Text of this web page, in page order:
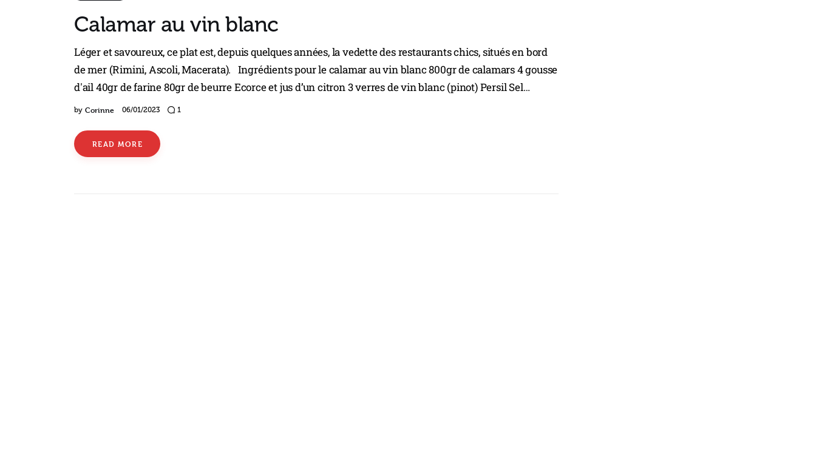
Calamar au vin blanc
Léger et savoureux, ce plat est, depuis quelques années, la vedette des restaurants chics, situés en bord
de mer (Rimini, Ascoli, Macerata). Ingrédients pour le calamar au vin blanc 800gr de calamars 4 gousse
d'ail 40gr de farine 80gr de beurre Ecorce et jus d’un citron 3 verres de vin blanc (pinot) Persil Sel…
by Corinne 06/01/2023 1
READ MORE